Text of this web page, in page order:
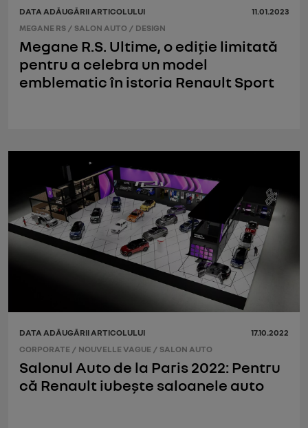
DATA ADĂUGĂRII ARTICOLULUI
11.01.2023
MEGANE RS / SALON AUTO / DESIGN
Megane R.S. Ultime, o ediție limitată
pentru a celebra un model
emblematic în istoria Renault Sport
DATA ADĂUGĂRII ARTICOLULUI
17.10.2022
CORPORATE / NOUVELLE VAGUE / SALON AUTO
Salonul Auto de la Paris 2022: Pentru
că Renault iubește saloanele auto